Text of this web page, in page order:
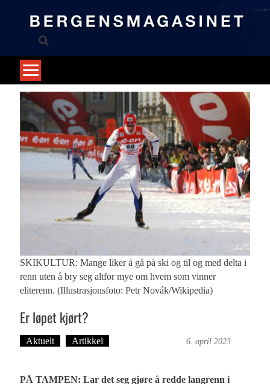
SKIKULTUR: Mange liker å gå på ski og til og med delta i
renn uten å bry seg altfor mye om hvem som vinner
eliterenn. (Illustrasjonsfoto: Petr Novák/Wikipedia)
Er løpet kjørt?
Aktuelt Artikkel 6. april 2023
PÅ TAMPEN: Lar det seg gjøre å redde langrenn i